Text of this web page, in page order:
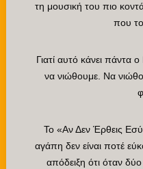
τη μουσική του πιο
που
Γιατί αυτό κάνει πάντα
να νιώθουμε. Να
Το «Αν Δεν Έρθεις
αγάπη δεν είναι ποτέ
απόδειξη ότι όταν